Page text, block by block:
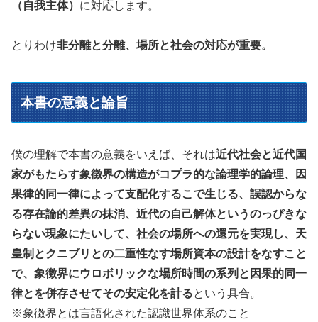
（自我主体） に対応します。
とりわけ非分離と分離、場所と社会の対応が重要。
本書の意義と論旨
僕の理解で本書の意義をいえば、それは近代社会と近代国
家がもたらす象徴界の構造がコプラ的な論理学的論理、因
果律的同一律によって支配化するこで生じる、誤認からな
る存在論的差異の抹消、近代の自己解体というのっぴきな
らない現象にたいして、社会の場所への還元を実現し、天
皇制とクニブリとの二重性なす場所資本の設計をなすこと
で、象徴界にウロボリックな場所時間の系列と因果的同一
律とを併存させてその安定化を計るという具合。
※象徴界とは言語化された認識世界体系のこと